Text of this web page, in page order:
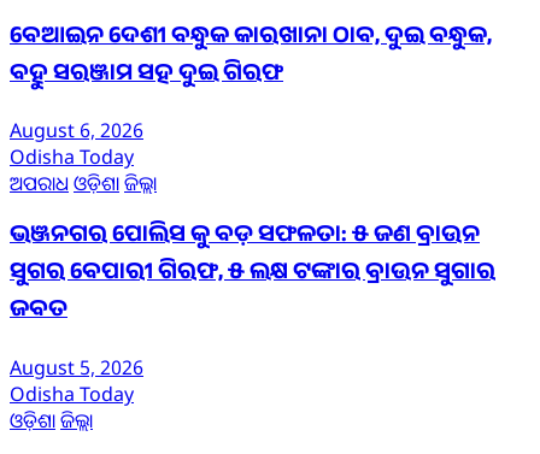
ବେଆଇନ ଦେଶୀ ବନ୍ଧୁକ କାରଖାନା ଠାବ, ଦୁଇ ବନ୍ଧୁକ,
ବହୁ ସରଞ୍ଜାମ ସହ ଦୁଇ ଗିରଫ
August 6, 2026
Odisha Today
ଅପରାଧ ଓଡ଼ିଶାଜିଲ୍ଲା
ଭଞ୍ଜନଗର ପୋଲିସ କୁ ବଡ଼ ସଫଳତା: ୫ ଜଣ ବ୍ରାଉନ
ସୁଗର ବେପାରୀ ଗିରଫ, ୫ ଲକ୍ଷ ଟଙ୍କାର ବ୍ରାଉନ ସୁଗାର
ଜବତ
August 5, 2026
Odisha Today
ଓଡ଼ିଶାଜିଲ୍ଲା